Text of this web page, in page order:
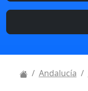
Andalucía